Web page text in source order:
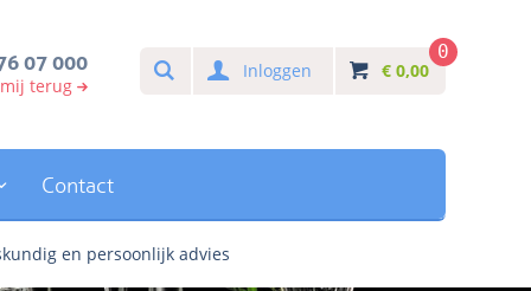
07 000
terug
SearchInloggen € 0,00
0
Contact
en persoonlijk advies